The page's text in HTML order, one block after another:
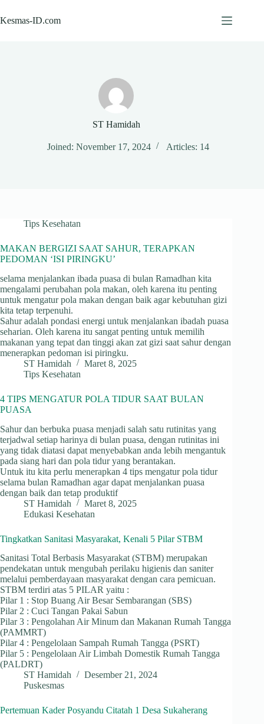
to
content
Kesmas-ID.com
ST Hamidah
Joined: November 17, 2024 Articles: 14
Tips Kesehatan
MAKAN BERGIZI SAAT SAHUR, TERAPKAN
PEDOMAN ‘ISI PIRINGKU’
selama menjalankan ibada puasa di bulan Ramadhan kita
mengalami perubahan pola makan, oleh karena itu penting
untuk mengatur pola makan dengan baik agar kebutuhan gizi
kita tetap terpenuhi.
Sahur adalah pondasi energi untuk menjalankan ibadah puasa
seharian. Oleh karena itu sangat penting untuk memilih
makanan yang tepat dan tinggi akan zat gizi saat sahur dengan
menerapkan pedoman isi piringku.
ST Hamidah
Maret 8, 2025
Tips Kesehatan
4 TIPS MENGATUR POLA TIDUR SAAT BULAN
PUASA
Sahur dan berbuka puasa menjadi salah satu rutinitas yang
terjadwal setiap harinya di bulan puasa, dengan rutinitas ini
yang tidak diatasi dapat menyebabkan anda lebih mengantuk
pada siang hari dan pola tidur yang berantakan.
Untuk itu kita perlu menerapkan 4 tips mengatur pola tidur
selama bulan Ramadhan agar dapat menjalankan puasa
dengan baik dan tetap produktif
ST Hamidah
Maret 8, 2025
Edukasi Kesehatan
Tingkatkan Sanitasi Masyarakat, Kenali 5 Pilar STBM
Sanitasi Total Berbasis Masyarakat (STBM) merupakan
pendekatan untuk mengubah perilaku higienis dan saniter
melalui pemberdayaan masyarakat dengan cara pemicuan.
STBM terdiri atas 5 PILAR yaitu :
Pilar 1 : Stop Buang Air Besar Sembarangan (SBS)
Pilar 2 : Cuci Tangan Pakai Sabun
Pilar 3 : Pengolahan Air Minum dan Makanan Rumah Tangga
(PAMMRT)
Pilar 4 : Pengelolaan Sampah Rumah Tangga (PSRT)
Pilar 5 : Pengelolaan Air Limbah Domestik Rumah Tangga
(PALDRT)
ST Hamidah
Desember 21, 2024
Puskesmas
Pertemuan Kader Posyandu Citatah 1 Desa Sukaherang